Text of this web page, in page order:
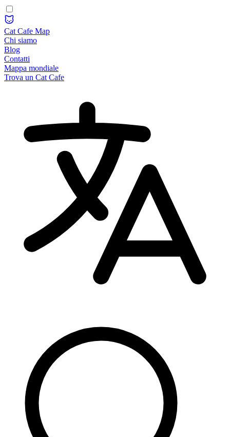
Cat Cafe Map
Chi siamo
Blog
Contatti
Mappa mondiale
Trova un Cat Cafe